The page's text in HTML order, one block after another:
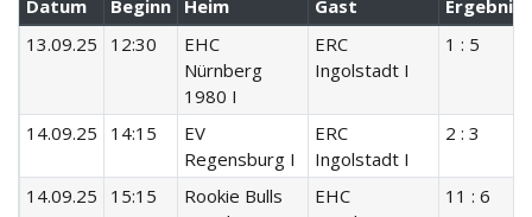
Datum Beginn Heim Gast
Ergebnis
13.09.25
12:30
EHC
Nürnberg
1980 I
ERC
Ingolstadt I
1 : 5
14.09.25 14:15
EV
Regensburg I
ERC
Ingolstadt I
2 : 3
14.09.25 15:15
Rookie Bulls
EHC
11 : 6